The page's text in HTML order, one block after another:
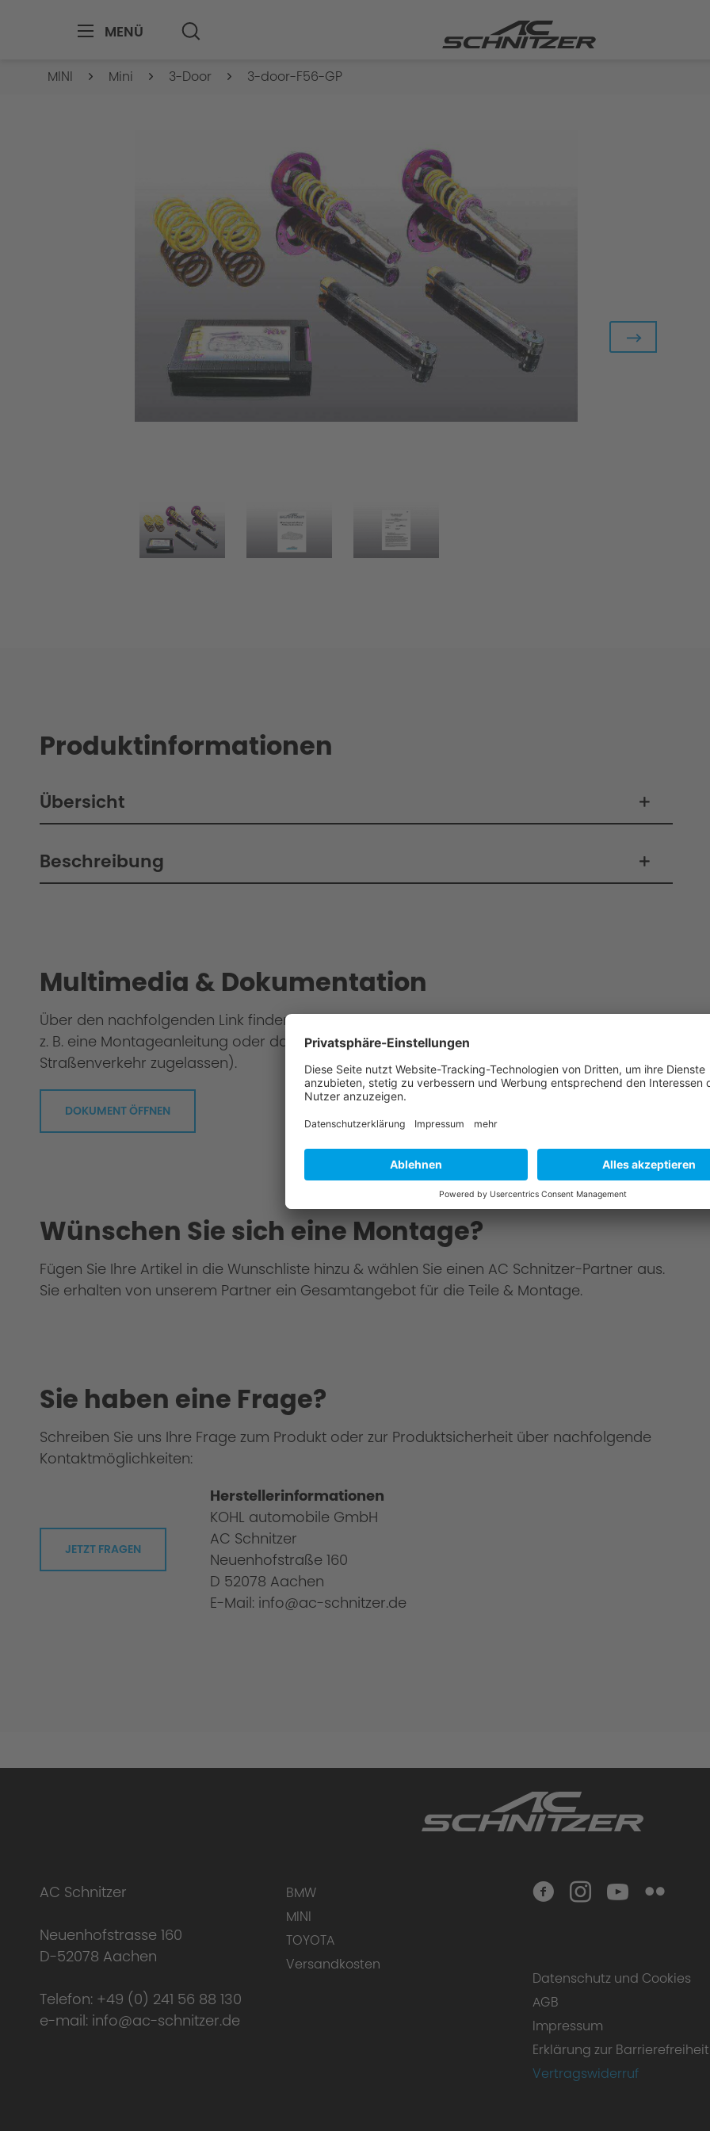
MENÜ
MINI Mini 3-Door 3-door-F56-GP
Produktinformationen
Übersicht
Beschreibung
We take every suspension kit through the "Green Hell".
Original AC Schnitzer RS adjustable suspension: That is fine tuning in every detail.
Multimedia & Dokumentation
Über den nachfolgenden Link finden Sie weitere relevante Informationen zum Produkt, wie
z. B. eine Montageanleitung oder das Gutachten (vorausgesetzt das Produkt ist für den
Straßenverkehr zugelassen).
DOKUMENT ÖFFNEN
Wünschen Sie sich eine Montage?
Fügen Sie Ihre Artikel in die Wunschliste hinzu & wählen Sie einen AC Schnitzer-Partner aus.
Sie erhalten von unserem Partner ein Gesamtangebot für die Teile & Montage.
Sie haben eine Frage?
Schreiben Sie uns Ihre Frage zum Produkt oder zur Produktsicherheit über nachfolgende
Kontaktmöglichkeiten:
JETZT FRAGEN
Herstellerinformationen
KOHL automobile GmbH
AC Schnitzer
Neuenhofstraße 160
D 52078 Aachen
E-Mail: info@ac-schnitzer.de
AC Schnitzer
Neuenhofstrasse 160
D-52078 Aachen
Telefon: +49 (0) 241 56 88 130
e-mail: info@ac-schnitzer.de
BMW
MINI
TOYOTA
Versandkosten
Datenschutz und Cookies
AGB
Impressum
Erklärung zur Barrierefreiheit
Vertragswiderruf